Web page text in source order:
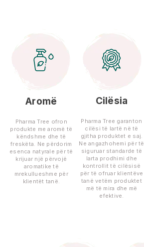
Aromë
Pharma Tree ofron
produkte me aromë të
këndshme dhe të
freskëta. Ne përdorim
esenca natyrale për të
krijuar një përvojë
aromatike të
mrekullueshme për
klientët tanë.
Cilësia
Pharma Tree garanton
cilësi të lartë në të
gjitha produktet e saj.
Ne angazhohemi për të
siguruar standarde të
larta prodhimi dhe
kontrollit të cilësisë
për të ofruar klientëve
tanë vetëm produktet
më të mira dhe më
efektive.